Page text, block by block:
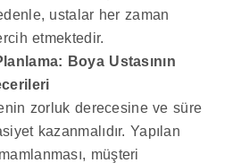
ustalar her zaman
etmektedir.
Boya Ustasının
zorluk derecesine ve süre
kazanmalıdır. Yapılan
müşteri